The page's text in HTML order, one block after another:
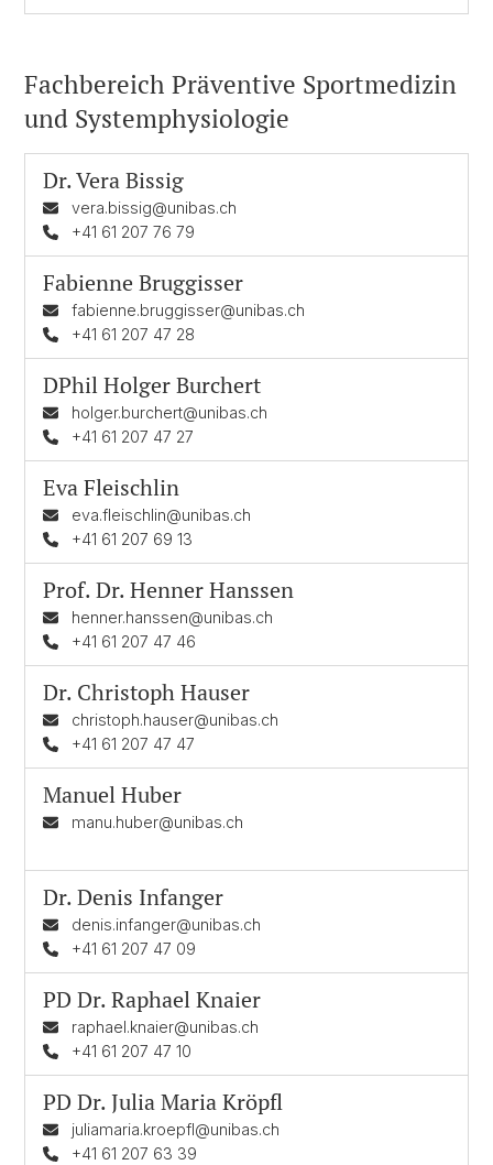
Fachbereich Präventive Sportmedizin
und Systemphysiologie
Dr.Vera Bissig
vera.bissig@unibas.ch
+41 61 207 76 79
Fabienne Bruggisser
fabienne.bruggisser@unibas.ch
+41 61 207 47 28
DPhilHolger Burchert
holger.burchert@unibas.ch
+41 61 207 47 27
Eva Fleischlin
eva.fleischlin@unibas.ch
+41 61 207 69 13
Prof. Dr.Henner Hanssen
henner.hanssen@unibas.ch
+41 61 207 47 46
Dr. Christoph Hauser
christoph.hauser@unibas.ch
+41 61 207 47 47
Manuel Huber
manu.huber@unibas.ch
Dr.Denis Infanger
denis.infanger@unibas.ch
+41 61 207 47 09
PD Dr.Raphael Knaier
raphael.knaier@unibas.ch
+41 61 207 47 10
PD Dr.Julia Maria Kröpfl
juliamaria.kroepfl@unibas.ch
+41 61 207 63 39